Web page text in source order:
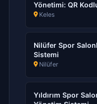
Yönetimi: QR
Keles
Nilüfer Spor
Sistemi
Nilüfer
Yıldırım Spor